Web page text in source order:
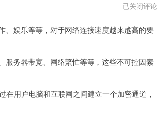
西
速
已关闭评论
娱乐等等，对于网络连接速度越来越高的要
务器带宽、网络繁忙等等，这些不可控因素
用户电脑和互联网之间建立一个加密通道，